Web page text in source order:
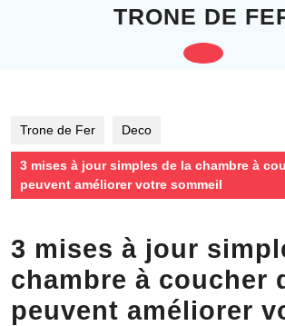
TRONE DE
Open
Trone de Fer Deco
3 mises à jour simples de la chambre à
peuvent améliorer votre sommeil
3 mises à jour
chambre à coucher
peuvent améliorer